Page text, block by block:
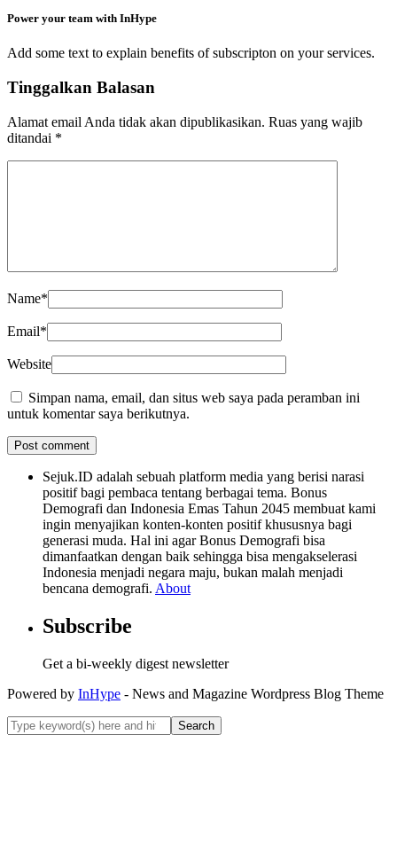
Power your team with InHype
Add some text to explain benefits of subscripton on your services.
Tinggalkan Balasan
Alamat email Anda tidak akan dipublikasikan. Ruas yang wajib
ditandai *
Name*
Email*
Website
Simpan nama, email, dan situs web saya pada peramban ini
untuk komentar saya berikutnya.
Sejuk.ID adalah sebuah platform media yang berisi narasi
positif bagi pembaca tentang berbagai tema. Bonus
Demografi dan Indonesia Emas Tahun 2045 membuat kami
ingin menyajikan konten-konten positif khususnya bagi
generasi muda. Hal ini agar Bonus Demografi bisa
dimanfaatkan dengan baik sehingga bisa mengakselerasi
Indonesia menjadi negara maju, bukan malah menjadi
bencana demografi. About
Subscribe
Get a bi-weekly digest newsletter
Powered by InHype - News and Magazine Wordpress Blog Theme